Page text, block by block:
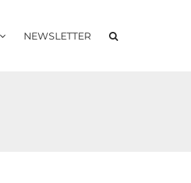
NEWSLETTER